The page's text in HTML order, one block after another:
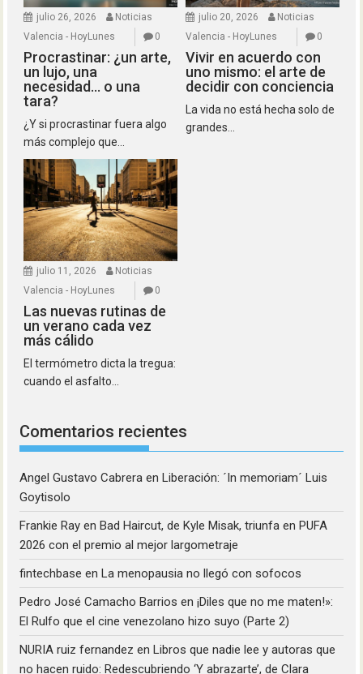
julio 26, 2026
Noticias
Valencia - HoyLunes
0
Procrastinar: ¿un arte,
un lujo, una
necesidad… o una
tara?
¿Y si procrastinar fuera algo
más complejo que...
julio 20, 2026
Noticias
Valencia - HoyLunes
0
Vivir en acuerdo con
uno mismo: el arte de
decidir con conciencia
La vida no está hecha solo de
grandes...
julio 11, 2026
Noticias
Valencia - HoyLunes
0
Las nuevas rutinas de
un verano cada vez
más cálido
El termómetro dicta la tregua:
cuando el asfalto...
Comentarios recientes
Angel Gustavo Cabrera enLiberación: ´In memoriam´ Luis
Goytisolo
Frankie Ray enBad Haircut, de Kyle Misak, triunfa en PUFA
2026 con el premio al mejor largometraje
fintechbase enLa menopausia no llegó con sofocos
Pedro José Camacho Barrios en¡Diles que no me maten!»:
El Rulfo que el cine venezolano hizo suyo (Parte 2)
NURIA ruiz fernandez enLibros que nadie lee y autoras que
no hacen ruido: Redescubriendo ‘Y abrazarte’, de Clara